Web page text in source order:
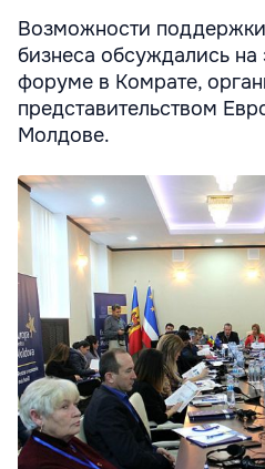
Возможности
бизнеса обсуждались
форуме в Комрате,
представительством
Молдове.